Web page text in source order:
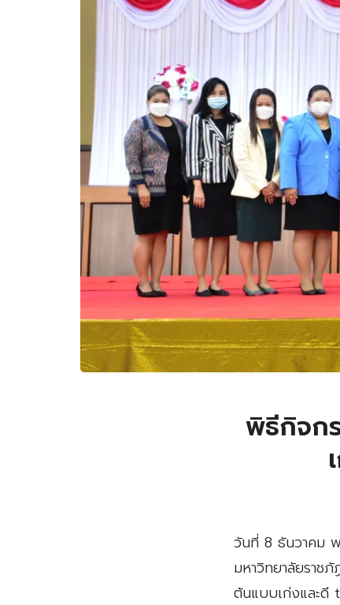
พิธีกิจก
วันที่ 8 ธันวาคม
มหาวิทยาลัยราชภั
ต้นแบบเก่งและ